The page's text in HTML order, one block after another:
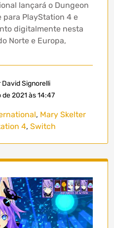
lançará o Dungeon
para PlayStation 4 e
digitalmente nesta
Norte e Europa,
David Signorelli
2021 às 14:47
, Mary Skelter
4, Switch